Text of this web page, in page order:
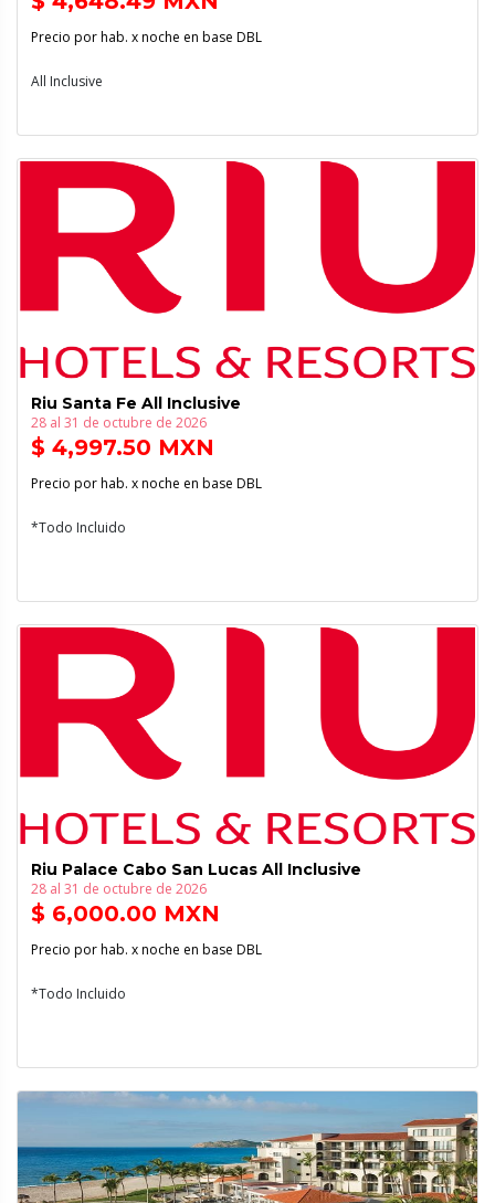
Precio por hab. x noche en base DBL
All Inclusive
Riu Santa Fe All Inclusive
28 al 31 de octubre de 2026
$ 4,997.50 MXN
Precio por hab. x noche en base DBL
*Todo Incluido
Riu Palace Cabo San Lucas All Inclusive
28 al 31 de octubre de 2026
$ 6,000.00 MXN
Precio por hab. x noche en base DBL
*Todo Incluido